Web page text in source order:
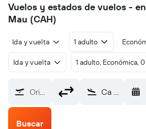
Vuelos y estados de vuelos -
Mau (CAH)
Ida y vuelta 1 adulto
Ida y vuelta 1 adulto, Económica,
Origen Ca Mau (CAH)
Buscar